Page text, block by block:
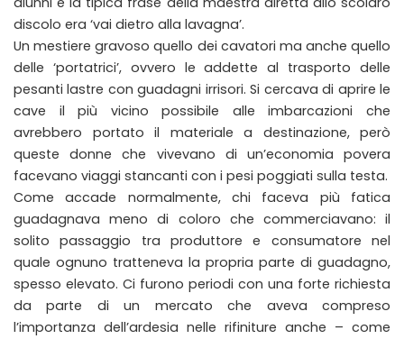
discolo era ‘vai dietro alla lavagna’.
Un mestiere gravoso quello dei cavatori ma anche quello
delle ‘portatrici’, ovvero le addette al trasporto delle
pesanti lastre con guadagni irrisori. Si cercava di aprire le
cave il più vicino possibile alle imbarcazioni che
avrebbero portato il materiale a destinazione, però
queste donne che vivevano di un’economia povera
facevano viaggi stancanti con i pesi poggiati sulla testa.
Come accade normalmente, chi faceva più fatica
guadagnava meno di coloro che commerciavano: il
solito passaggio tra produttore e consumatore nel
quale ognuno tratteneva la propria parte di guadagno,
spesso elevato. Ci furono periodi con una forte richiesta
da parte di un mercato che aveva compreso
l’importanza dell’ardesia nelle rifiniture anche – come